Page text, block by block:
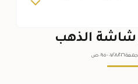
شاشة الذهب
٠٧ /٠٨/٢٠٢٦ - ٠٩:٠٥ ص